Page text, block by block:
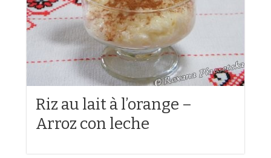
Riz au lait à l’orange –
Arroz con leche